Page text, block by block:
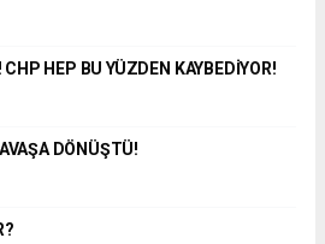
HEP BU YÜZDEN KAYBEDİYOR!
DÖNÜŞTÜ!